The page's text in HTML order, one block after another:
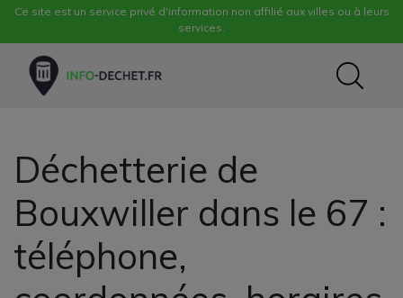
Ce site est un service privé d'information non affilié aux villes ou à leurs
services.
Déchetterie de
Bouxwiller dans le 67 :
téléphone,